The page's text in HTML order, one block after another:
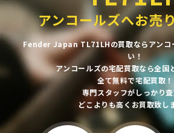
アンコールズへお売
Fender Japan TL71LHの買取ならアンコ
い！
アンコールズの宅配買取なら全国
全て無料で宅配買取！
専門スタッフがしっかり
どこよりも高くお買取致し